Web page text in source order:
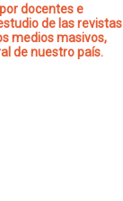
docentes e
de las revistas
medios masivos,
de nuestro país.